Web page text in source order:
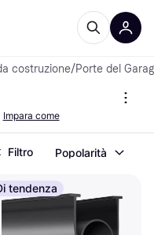
costruzione/Porte del
Impara come
Filtro Popolarità
tendenza